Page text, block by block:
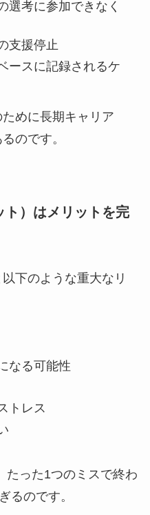
選考に参加できなく
支援停止
ースに記録されるケ
めに長期キャリア
のです。
ト）はメリットを完
下のような重大なリ
なる可能性
トレス
たった1つのミスで終わ
るのです。